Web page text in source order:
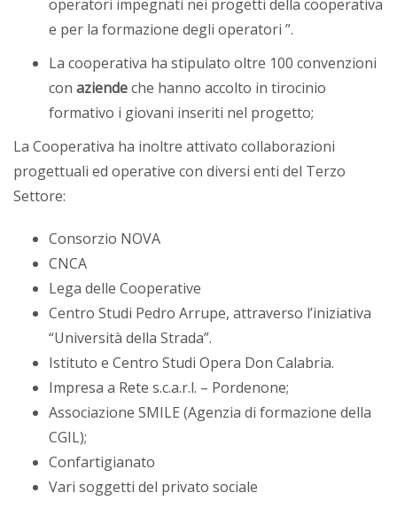
operatori impegnati nei progetti della cooperativa
e per la formazione degli operatori ”.
La cooperativa ha stipulato oltre 100 convenzioni
con aziendeche hanno accolto in tirocinio
formativo i giovani inseriti nel progetto;
La Cooperativa ha inoltre attivato collaborazioni
progettuali ed operative con diversi enti del Terzo
Settore:
Consorzio NOVA
CNCA
Lega delle Cooperative
Centro Studi Pedro Arrupe, attraverso l’iniziativa
“Università della Strada”.
Istituto e Centro Studi Opera Don Calabria.
Impresa a Rete s.c.a.r.l. – Pordenone;
Associazione SMILE (Agenzia di formazione della
CGIL);
Confartigianato
Vari soggetti del privato sociale